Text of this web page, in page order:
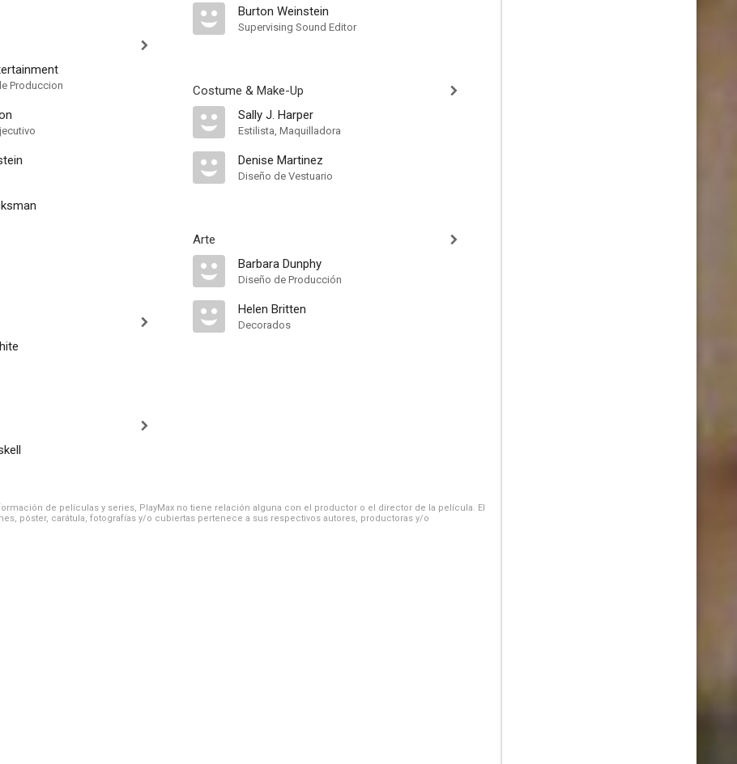
Produccion
Burton Weinstein
Supervising Sound Editor
Costume & Make-Up
Sally J. Harper
Estilista, Maquilladora
Denise Martinez
Diseño de Vestuario
Arte
Barbara Dunphy
Diseño de Producción
Helen Britten
Decorados
de películas y series, PlayMax no tiene relación alguna con el productor o el director de la película. El
póster, carátula, fotografías y/o cubiertas pertenece a sus respectivos autores, productoras y/o